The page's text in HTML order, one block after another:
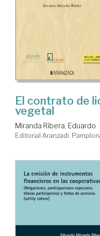
El contrato de
vegetal
Miranda Ribera, Eduardo
Editorial Aranzadi.